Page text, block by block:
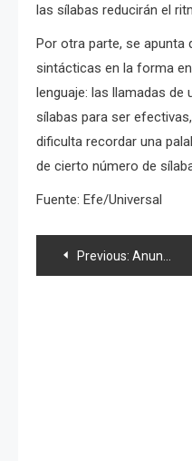
las sílabas reducirán el
Por otra parte, se apunta
sintácticas en la forma
lenguaje: las llamadas de
sílabas para ser
dificulta recordar una
de cierto número de
Fuente: Efe/Universal
Navegación
Previous: Anuncios que promueven actos delictivos en diarios gratuitos para extranjeros